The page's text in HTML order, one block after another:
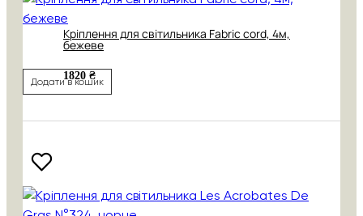
Кріплення для світильника Fabric cord, 4м,
бежеве
1820 ₴
Додати в кошик